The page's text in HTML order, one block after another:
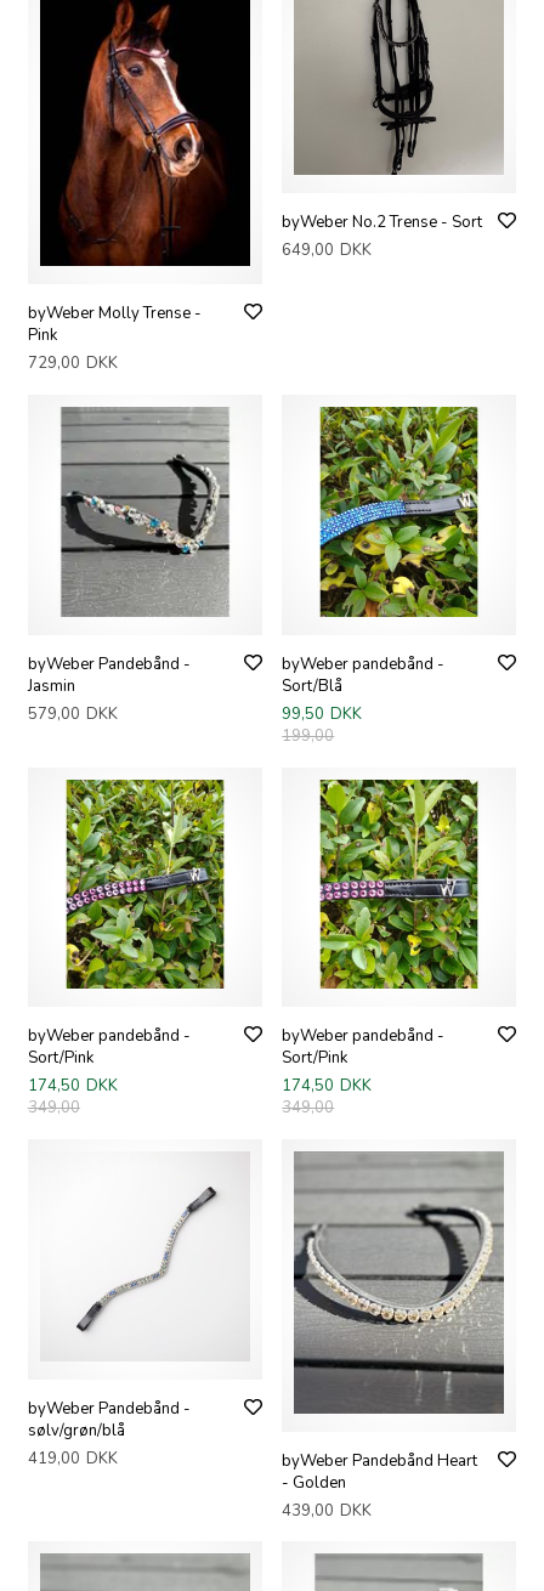
byWeber Molly Trense -
Pink
729,00 DKK
byWeber No.2 Trense - Sort
649,00 DKK
byWeber Pandebånd -
Jasmin
579,00 DKK
byWeber pandebånd -
Sort/Blå
99,50 DKK
199,00
byWeber pandebånd -
Sort/Pink
174,50 DKK
349,00
byWeber pandebånd -
Sort/Pink
174,50 DKK
349,00
byWeber Pandebånd -
sølv/grøn/blå
419,00 DKK
byWeber Pandebånd Heart
- Golden
439,00 DKK